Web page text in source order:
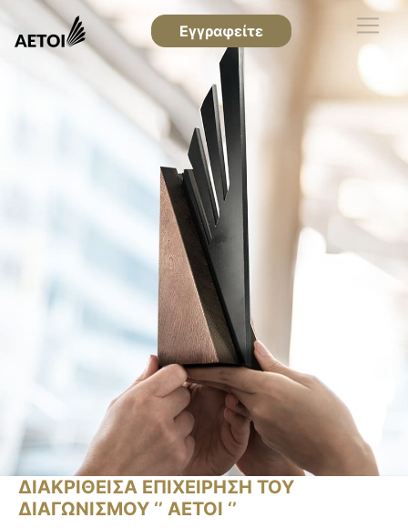
Εγγραφείτε
ΔΙΑΚΡΙΘΕΙΣΑ ΕΠΙΧΕΙΡΗΣΗ ΤΟΥ
ΔΙΑΓΩΝΙΣΜΟΥ ‘’ ΑΕΤΟΙ ‘’